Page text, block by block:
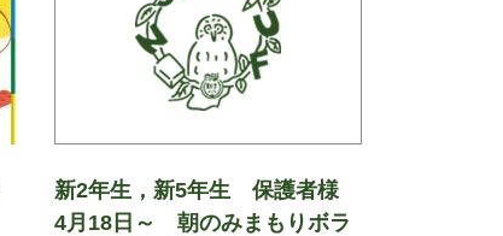
新2年生，新5年生 保護者様
4月18日～ 朝のみまもりボラ